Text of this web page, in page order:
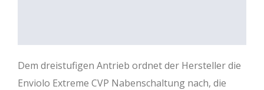
Dem dreistufigen Antrieb ordnet der Hersteller die
Enviolo Extreme CVP Nabenschaltung nach, die